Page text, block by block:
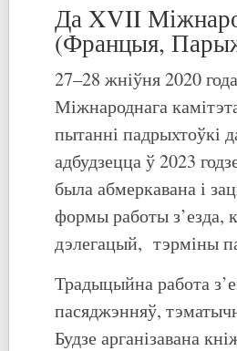
Да XVII
(Францыя,
27–28 жніўня 2020
Міжнароднага
пытанні падрыхтоўкі
адбудзецца ў 2023
была абмеркавана і
формы работы з’езда,
дэлегацый, тэрміны
Традыцыйна работа
пасяджэнняў,
Будзе арганізавана